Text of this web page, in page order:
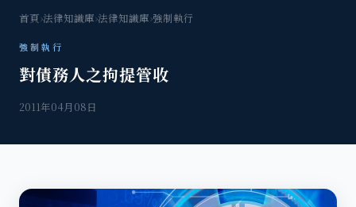
首頁›法律知識庫›法律知識庫›強制執行
強制執行
對債務人之拘提管收
2011年04月08日